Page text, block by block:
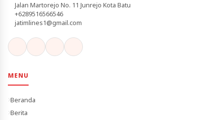
Jalan Martorejo No. 11 Junrejo Kota Batu
+6289516566546
jatimlines1@gmail.com
MENU
Beranda
Berita